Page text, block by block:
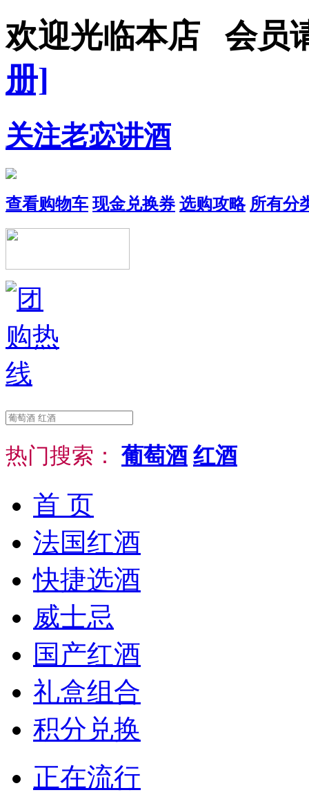
欢迎光临本店 会
册]
关注老宓讲酒
查看购物车 现金兑换券 选购攻略 所有分
热门搜索： 葡萄酒 红酒
首 页
法国红酒
快捷选酒
威士忌
国产红酒
礼盒组合
积分兑换
正在流行